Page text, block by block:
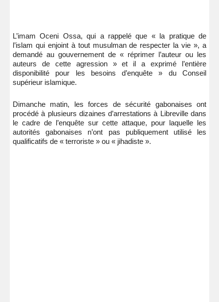
L’imam Oceni Ossa, qui a rappelé que « la pratique de
l’islam qui enjoint à tout musulman de respecter la vie », a
demandé au gouvernement de « réprimer l’auteur ou les
auteurs de cette agression » et il a exprimé l’entière
disponibilité pour les besoins d’enquête » du Conseil
supérieur islamique.
Dimanche matin, les forces de sécurité gabonaises ont
procédé à plusieurs dizaines d’arrestations à Libreville dans
le cadre de l’enquête sur cette attaque, pour laquelle les
autorités gabonaises n’ont pas publiquement utilisé les
qualificatifs de « terroriste » ou « jihadiste ».